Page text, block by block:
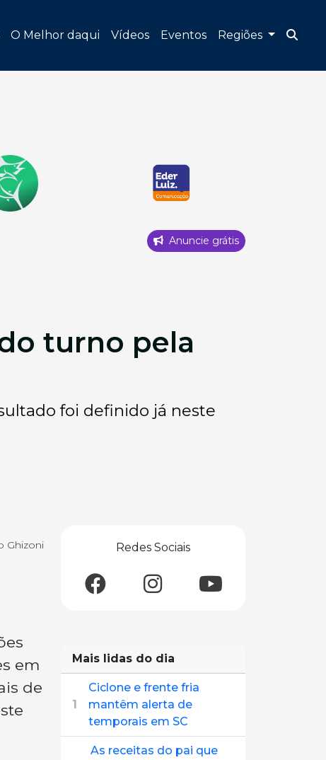
O Melhor daqui Vídeos Eventos Regiões
Anuncie grátis
turno pela
foi definido já neste
Ghizoni
em
de
Redes Sociais
Mais lidas do dia
1
Ciclone e frente fria
mantêm alerta de
temporais em SC
As receitas do pai que